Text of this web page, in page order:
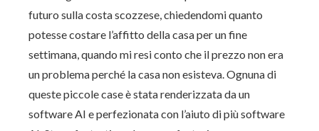
futuro sulla costa scozzese, chiedendomi quanto
potesse costare l’affitto della casa per un fine
settimana, quando mi resi conto che il prezzo non era
un problema perché la casa non esisteva. Ognuna di
queste piccole case è stata renderizzata da un
software AI e perfezionata con l’aiuto di più software